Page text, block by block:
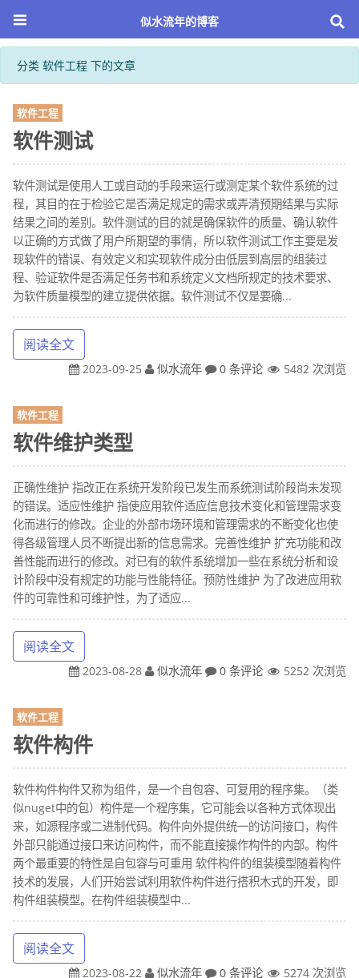
似水流年的博客
分类 软件工程 下的文章
软件工程
软件测试
软件测试是使用人工或自动的手段来运行或测定某个软件系统的过
程，其目的在于检验它是否满足规定的需求或弄清预期结果与实际
结果之间的差别。软件测试的目的就是确保软件的质量、确认软件
以正确的方式做了用户所期望的事情，所以软件测试工作主要是发
现软件的错误、有效定义和实现软件成分由低层到高层的组装过
程、验证软件是否满足任务书和系统定义文档所规定的技术要求、
为软件质量模型的建立提供依据。软件测试不仅是要确...
阅读全文
2023-09-25 似水流年 0 条评论 5482 次浏览
软件工程
软件维护类型
正确性维护 指改正在系统开发阶段已发生而系统测试阶段尚未发现
的错误。适应性维护 指使应用软件适应信息技术变化和管理需求变
化而进行的修改。企业的外部市场环境和管理需求的不断变化也使
得各级管理人员不断提出新的信息需求。完善性维护 扩充功能和改
善性能而进行的修改。对已有的软件系统增加一些在系统分析和设
计阶段中没有规定的功能与性能特征。预防性维护 为了改进应用软
件的可靠性和可维护性，为了适应...
阅读全文
2023-08-28 似水流年 0 条评论 5252 次浏览
软件工程
软件构件
软件构件构件又称为组件，是一个自包容、可复用的程序集。（类
似nuget中的包）构件是一个程序集，它可能会以各种方式体现出
来，如源程序或二进制代码。构件向外提供统一的访问接口，构件
外部只能通过接口来访问构件，而不能直接操作构件的内部。构件
两个最重要的特性是自包容与可重用 软件构件的组装模型随着构件
技术的发展，人们开始尝试利用软件构件进行搭积木式的开发，即
构件组装模型。在构件组装模型中...
阅读全文
2023-08-22 似水流年 0 条评论 5274 次浏览